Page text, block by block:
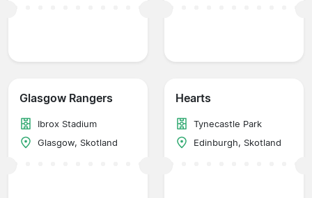
Glasgow Rangers
Ibrox Stadium
Glasgow, Skotland
Hearts
Tynecastle Park
Edinburgh, Skotland